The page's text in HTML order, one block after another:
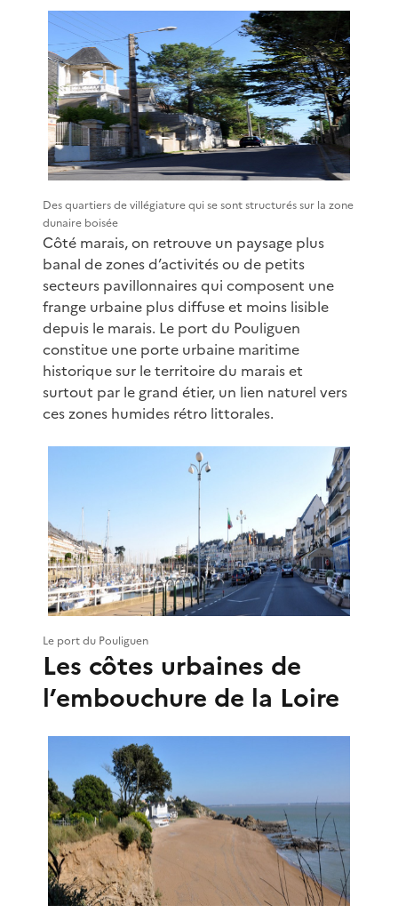
Des quartiers de villégiature qui se sont structurés sur la zone
dunaire boisée
Côté marais, on retrouve un paysage plus
banal de zones d’activités ou de petits
secteurs pavillonnaires qui composent une
frange urbaine plus diffuse et moins lisible
depuis le marais. Le port du Pouliguen
constitue une porte urbaine maritime
historique sur le territoire du marais et
surtout par le grand étier, un lien naturel vers
ces zones humides rétro littorales.
Le port du Pouliguen
Les côtes urbaines de
l’embouchure de la Loire